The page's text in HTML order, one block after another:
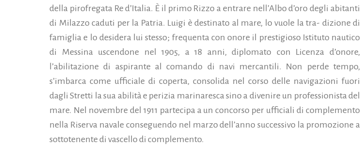
della pirofregata Re d’Italia. È il primo Rizzo a entrare nell’Albo d’oro degli abitanti
di Milazzo caduti per la Patria. Luigi è destinato al mare, lo vuole la tra- dizione di
famiglia e lo desidera lui stesso; frequenta con onore il prestigioso Istituto nautico
di Messina uscendone nel 1905, a 18 anni, diplomato con Licenza d’onore,
l’abilitazione di aspirante al comando di navi mercantili. Non perde tempo,
s’imbarca come ufficiale di coperta, consolida nel corso delle navigazioni fuori
dagli Stretti la sua abilità e perizia marinaresca sino a divenire un professionista del
mare. Nel novembre del 1911 partecipa a un concorso per ufficiali di complemento
nella Riserva navale conseguendo nel marzo dell’anno successivo la promozione a
sottotenente di vascello di complemento.